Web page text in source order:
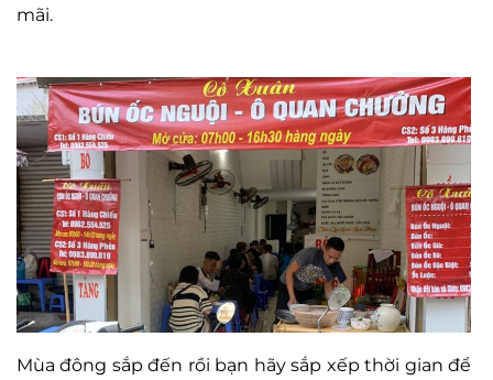
mãi.
Mùa đông sắp đến rồi bạn hãy sắp xếp thời gian để